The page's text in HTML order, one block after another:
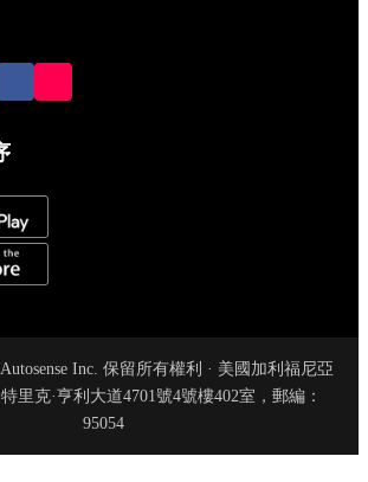
Inc. 保留所有權利 · 美國加利福尼亞
里克·亨利大道4701號4號樓402室，郵編：
95054